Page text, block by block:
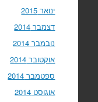
ינואר 2015
דצמבר 2014
נובמבר 2014
אוקטובר 2014
ספטמבר 2014
אוגוסט 2014